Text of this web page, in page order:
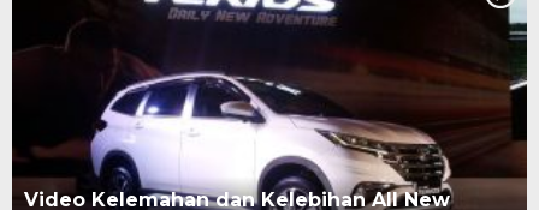
Video Kelemahan dan Kelebihan All New